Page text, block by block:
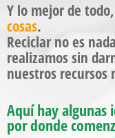
Y lo mejor de todo,
cosas.
Reciclar no es
realizamos sin
nuestros recursos
Aquí hay algunas
por donde